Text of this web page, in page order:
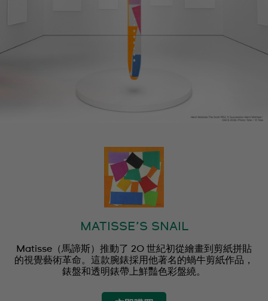
MATISSE’S SNAIL
Matisse（馬諦斯）推動了 20 世紀初從繪畫到剪紙拼貼
的視覺藝術革命。這款腕錶採用他著名的蝸牛剪紙作品，
錶盤和透明錶帶上鮮豔色彩盤繞。